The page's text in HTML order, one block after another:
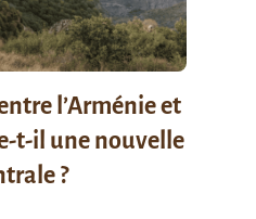
l’Arménie et
t-il une nouvelle
?